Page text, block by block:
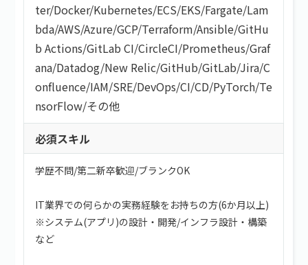
ter/Docker/Kubernetes/ECS/EKS/Fargate/Lam
bda/AWS/Azure/GCP/Terraform/Ansible/GitHu
b Actions/GitLab CI/CircleCI/Prometheus/Graf
ana/Datadog/New Relic/GitHub/GitLab/Jira/C
onfluence/IAM/SRE/DevOps/CI/CD/PyTorch/Te
nsorFlow/その他
必須スキル
学歴不問/第二新卒歓迎/ブランクOK
IT業界での何らかの実務経験をお持ちの方(6か月以上)
※システム(アプリ)の設計・開発/インフラ設計・構築
など